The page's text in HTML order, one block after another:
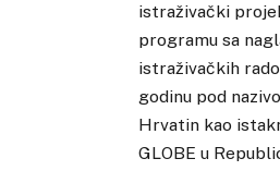
istraživački
programu sa
istraživačkih
godinu pod
Hrvatin kao
GLOBE u